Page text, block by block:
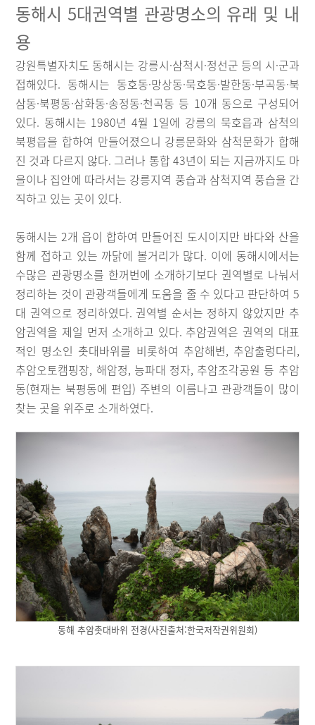
동해시 5대권역별 관광명소의 유래 및 내
용
강원특별자치도 동해시는 강릉시·삼척시·정선군 등의 시·군과
접해있다. 동해시는 동호동·망상동·묵호동·발한동·부곡동·북
삼동·북평동·삼화동·송정동·천곡동 등 10개 동으로 구성되어
있다. 동해시는 1980년 4월 1일에 강릉의 묵호읍과 삼척의
북평읍을 합하여 만들어졌으니 강릉문화와 삼척문화가 합해
진 것과 다르지 않다. 그러나 통합 43년이 되는 지금까지도 마
을이나 집안에 따라서는 강릉지역 풍습과 삼척지역 풍습을 간
직하고 있는 곳이 있다.
동해시는 2개 읍이 합하여 만들어진 도시이지만 바다와 산을
함께 접하고 있는 까닭에 볼거리가 많다. 이에 동해시에서는
수많은 관광명소를 한꺼번에 소개하기보다 권역별로 나눠서
정리하는 것이 관광객들에게 도움을 줄 수 있다고 판단하여 5
대 권역으로 정리하였다. 권역별 순서는 정하지 않았지만 추
암권역을 제일 먼저 소개하고 있다. 추암권역은 권역의 대표
적인 명소인 촛대바위를 비롯하여 추암해변, 추암출렁다리,
추암오토캠핑장, 해암정, 능파대 정자, 추암조각공원 등 추암
동(현재는 북평동에 편입) 주변의 이름나고 관광객들이 많이
찾는 곳을 위주로 소개하였다.
동해 추암촛대바위 전경(사진출처:한국저작권위원회)